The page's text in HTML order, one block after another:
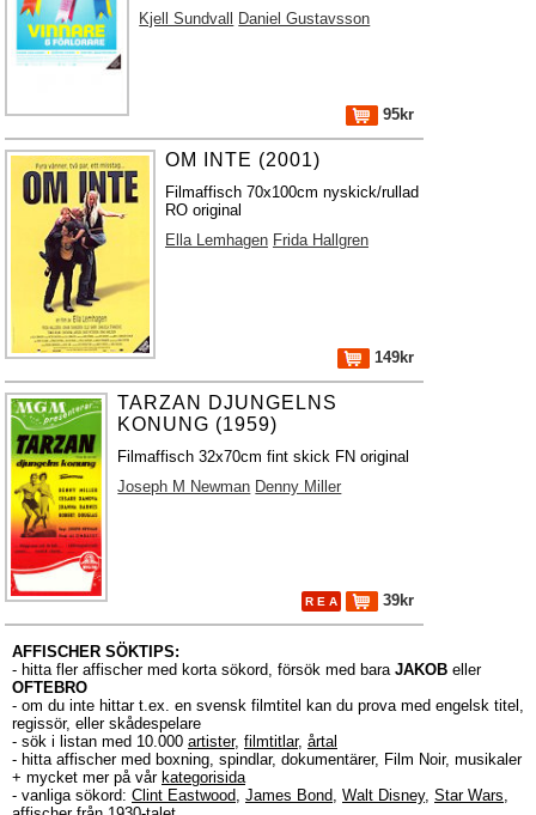
Kjell Sundvall
Daniel Gustavsson
95kr
OM INTE (2001)
Filmaffisch 70x100cm nyskick/rullad
RO original
Ella Lemhagen Frida Hallgren
149kr
TARZAN DJUNGELNS
KONUNG (1959)
Filmaffisch 32x70cm fint skick FN original
Joseph M Newman Denny Miller
R E A 39kr
AFFISCHER SÖKTIPS:
- hitta fler affischer med korta sökord, försök med bara JAKOB eller
OFTEBRO
- om du inte hittar t.ex. en svensk filmtitel kan du prova med engelsk titel,
regissör, eller skådespelare
- sök i listan med 10.000 artister, filmtitlar, årtal
- hitta affischer med boxning, spindlar, dokumentärer, Film Noir, musikaler
+ mycket mer på vår kategorisida
- vanliga sökord: Clint Eastwood, James Bond, Walt Disney, Star Wars,